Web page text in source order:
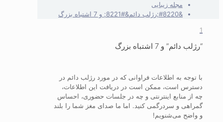
مجله زیبایی
&#8220;رژلب دائم&#8221; و 7 اشتباه بزرگ
1
“رژلب دائم” و 7 اشتباه بزرگ
با توجه به اطلاعات فراوانی که در مورد رژلب دائم در
دسترس است، ممکن است در دریافت این اطلاعات،
چه از منابع اینترنتی و چه در جلسات حضوری، احساس
گمراهی و سردرگمی کنید. اما ما صدای مغز شما را بلند
و واضح می‌شنویم!